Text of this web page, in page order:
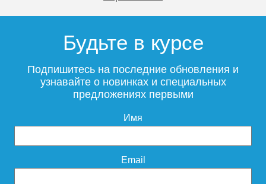
Подробнее Подробнее
Чугунный радиатор
LOFT 600 1 секция
Чугунный радиатор
LOFT 500/070 1 секция
Будьте в курсе
Подпишитесь на последние обновления и
узнавайте о новинках и специальных
предложениях первыми
Имя
Email